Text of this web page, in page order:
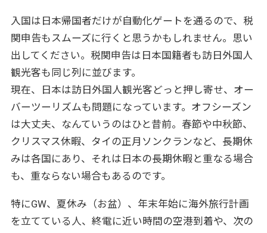
入国は日本帰国者だけが自動化ゲートを通るので、税
関申告もスムーズに行くと思うかもしれません。思い
出してください。税関申告は日本国籍者も訪日外国人
観光客も同じ列に並びます。
現在、日本は訪日外国人観光客どっと押し寄せ、オー
バーツーリズムも問題になっています。オフシーズン
は大丈夫、なんていうのはひと昔前。春節や中秋節、
クリスマス休暇、タイの正月ソンクランなど、長期休
みは各国にあり、それは日本の長期休暇と重なる場合
も、重ならない場合もあるのです。
特にGW、夏休み（お盆）、年末年始に海外旅行計画
を立てている人、終電に近い時間の空港到着や、次の